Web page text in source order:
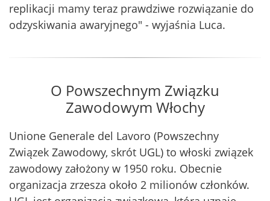
replikacji mamy teraz prawdziwe rozwiązanie do
odzyskiwania awaryjnego" - wyjaśnia Luca.
O Powszechnym Związku
Zawodowym Włochy
Unione Generale del Lavoro (Powszechny
Związek Zawodowy, skrót UGL) to włoski związek
zawodowy założony w 1950 roku. Obecnie
organizacja zrzesza około 2 milionów członków.